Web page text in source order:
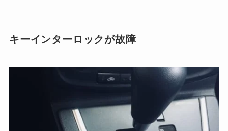
キーインターロックが故障